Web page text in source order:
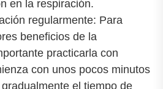
en la respiración.
regularmente: Para
beneficios de la
practicarla con
con unos pocos minutos
el tiempo de